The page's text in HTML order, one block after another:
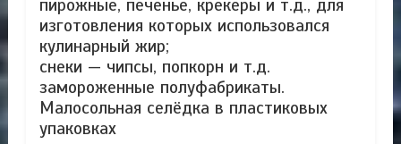
пирожные, печенье, крекеры и т.д., для
изготовления которых использовался
кулинарный жир;
снеки — чипсы, попкорн и т.д.
замороженные полуфабрикаты.
Малосольная селёдка в пластиковых
упаковках